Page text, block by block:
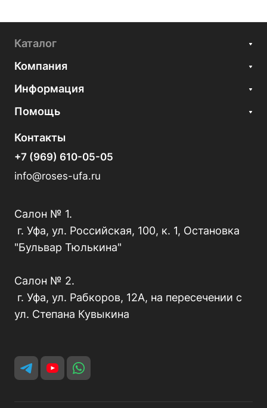
Каталог
Компания
Информация
Помощь
Контакты
+7 (969) 610-05-05
info@roses-ufa.ru
Салон № 1.
г. Уфа, ул. Российская, 100, к. 1, Остановка
"Бульвар Тюлькина"
Салон № 2.
г. Уфа, ул. Рабкоров, 12А, на пересечении с
ул. Степана Кувыкина